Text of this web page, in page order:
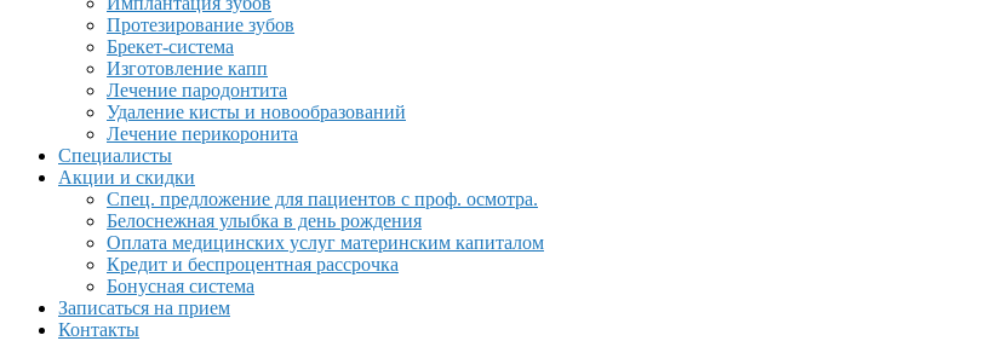
Протезирование зубов
Брекет-система
Изготовление капп
Лечение пародонтита
Удаление кисты и новообразований
Лечение перикоронита
Специалисты
Акции и скидки
Спец. предложение для пациентов с проф. осмотра.
Белоснежная улыбка в день рождения
Оплата медицинских услуг материнским капиталом
Кредит и беспроцентная рассрочка
Бонусная система
Записаться на прием
Контакты